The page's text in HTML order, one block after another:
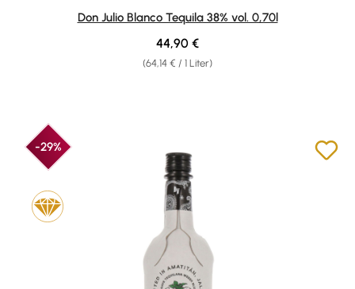
Durchschnittliche Bewertung von 4.86 von 5 Sternen
Don Julio Blanco Tequila 38% vol. 0,70l
(64,14 € / 1 Liter)
Regulärer Preis:
44,90 €
-29%